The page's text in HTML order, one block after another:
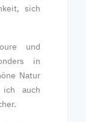
sich
und
in
Natur
auch